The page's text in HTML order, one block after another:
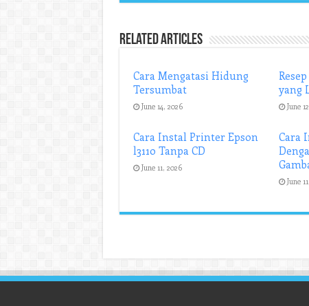
Related Articles
Cara Mengatasi Hidung
Tersumbat
June 14, 2026
yang
June
Cara Instal Printer Epson
l3110 Tanpa CD
June 11, 2026
Cara
June